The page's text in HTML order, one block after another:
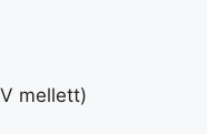
mellett)